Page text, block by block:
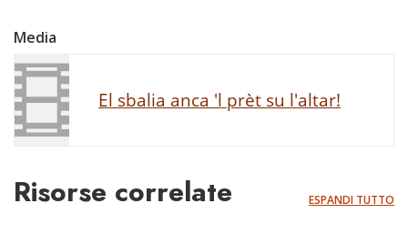
Media
El sbalia anca 'l prèt su l'altar!
Risorse correlate ESPANDI TUTTO